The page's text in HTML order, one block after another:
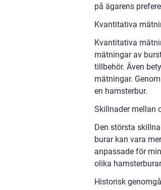
på ägarens
Kvantitativa
Kvantitativa
mätningar av
tillbehör. Även
mätningar.
en hamsterbur.
Skillnader mellan
Den största
burar kan vara
anpassade för
olika
Historisk